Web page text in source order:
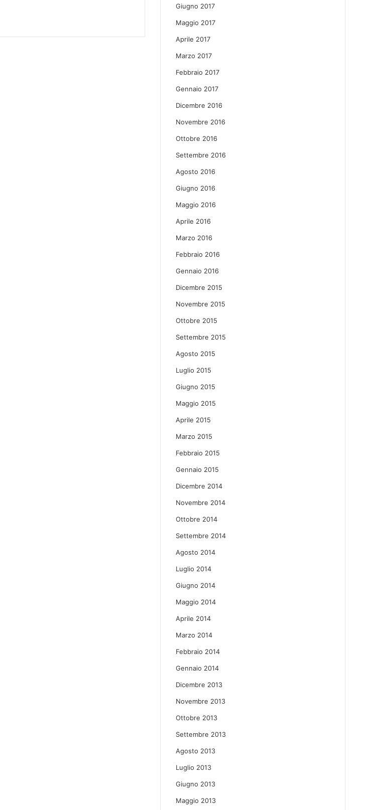
Giugno 2017
Maggio 2017
Aprile 2017
Marzo 2017
Febbraio 2017
Gennaio 2017
Dicembre 2016
Novembre 2016
Ottobre 2016
Settembre 2016
Agosto 2016
Giugno 2016
Maggio 2016
Aprile 2016
Marzo 2016
Febbraio 2016
Gennaio 2016
Dicembre 2015
Novembre 2015
Ottobre 2015
Settembre 2015
Agosto 2015
Luglio 2015
Giugno 2015
Maggio 2015
Aprile 2015
Marzo 2015
Febbraio 2015
Gennaio 2015
Dicembre 2014
Novembre 2014
Ottobre 2014
Settembre 2014
Agosto 2014
Luglio 2014
Giugno 2014
Maggio 2014
Aprile 2014
Marzo 2014
Febbraio 2014
Gennaio 2014
Dicembre 2013
Novembre 2013
Ottobre 2013
Settembre 2013
Agosto 2013
Luglio 2013
Giugno 2013
Maggio 2013